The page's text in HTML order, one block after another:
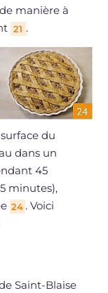
manière à
21 .
du
dans un
45
minutes),
24 . Voici
Saint-Blaise